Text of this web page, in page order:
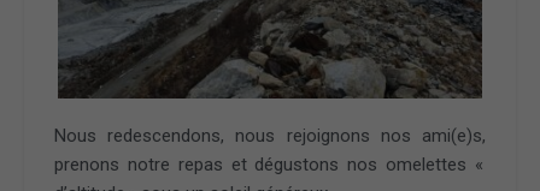
Nous redescendons, nous rejoignons nos ami(e)s,
prenons notre repas et dégustons nos omelettes «